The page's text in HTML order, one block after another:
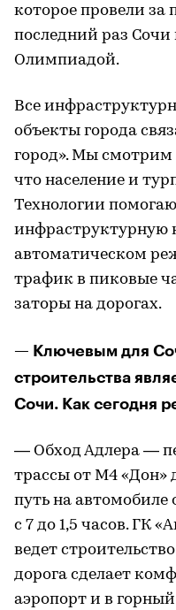
которое провели за
последний раз Сочи
Олимпиадой.
Все
объекты города
город». Мы
что население и
Технологии
инфраструктурную
автоматическом
трафик в пиковые
заторы на дорогах.
— Ключевым для
строительства
Сочи. Как сегодня
— Обход Адлера —
трассы от М4 «Дон»
путь на автомобиле
с 7 до 1,5 часов. ГК
ведет
дорога сделает
аэропорт и в